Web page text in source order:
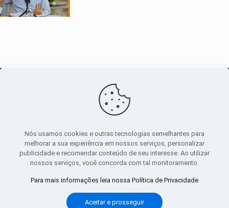
canal de notícias
Sobre|Política Privacidade|Termos de uso
Nós usamos cookies e outras tecnologias semelhantes para
melhorar a sua experiência em nossos serviços, personalizar
publicidade e recomendar conteúdo de seu interesse. Ao utilizar
nossos serviços, você concorda com tal monitoramento.
Para mais informações leia nossa Política de Privacidade
Aceitar e prosseguir